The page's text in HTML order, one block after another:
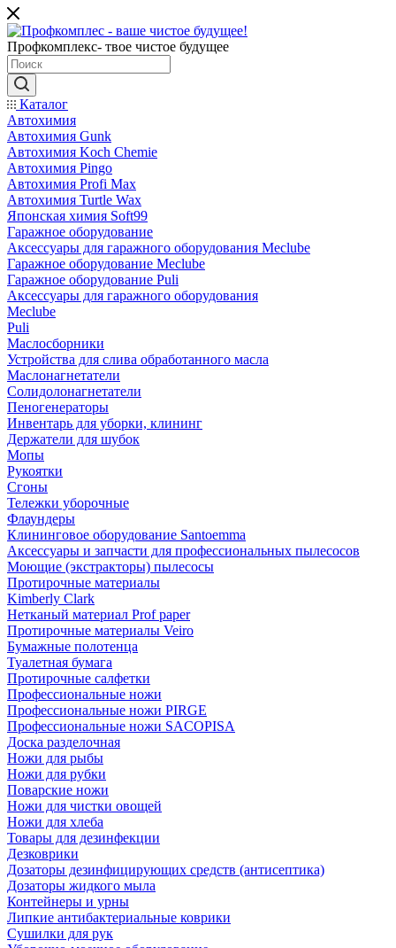
Профкомплекс- твое чистое будущее
Каталог
Автохимия
Автохимия Gunk
Автохимия Koch Chemie
Автохимия Pingo
Автохимия Profi Max
Автохимия Turtle Wax
Японская химия Soft99
Гаражное оборудование
Аксессуары для гаражного оборудования Meclube
Гаражное оборудование Meclube
Гаражное оборудование Puli
Аксессуары для гаражного оборудования
Meclube
Puli
Маслосборники
Устройства для слива обработанного масла
Маслонагнетатели
Солидолонагнетатели
Пеногенераторы
Инвентарь для уборки, клининг
Держатели для шубок
Мопы
Рукоятки
Сгоны
Тележки уборочные
Флаундеры
Клининговое оборудование Santoemma
Аксессуары и запчасти для профессиональных пылесосов
Моющие (экстракторы) пылесосы
Протирочные материалы
Kimberly Clark
Нетканый материал Prof paper
Протирочные материалы Veiro
Бумажные полотенца
Туалетная бумага
Протирочные салфетки
Профессиональные ножи
Профессиональные ножи PIRGE
Профессиональные ножи SACOPISA
Доска разделочная
Ножи для рыбы
Ножи для рубки
Поварские ножи
Ножи для чистки овощей
Ножи для хлеба
Товары для дезинфекции
Дезковрики
Дозаторы дезинфицирующих средств (антисептика)
Дозаторы жидкого мыла
Контейнеры и урны
Липкие антибактериальные коврики
Сушилки для рук